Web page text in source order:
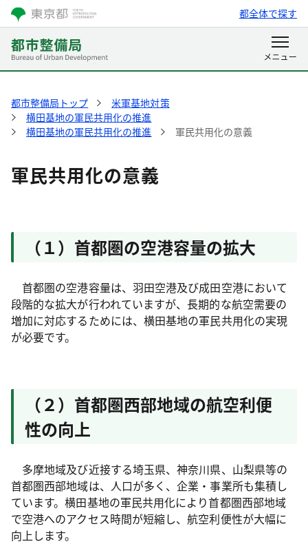
都全体で探す
都市整備局トップ
米軍基地対策
横田基地の軍民共用化の推進
横田基地の軍民共用化の推進
軍民共用化の意義
軍民共用化の意義
（１）首都圏の空港容量の拡大
首都圏の空港容量は、羽田空港及び成田空港において
段階的な拡大が行われていますが、長期的な航空需要の
増加に対応するためには、横田基地の軍民共用化の実現
が必要です。
（２）首都圏西部地域の航空利便
性の向上
多摩地域及び近接する埼玉県、神奈川県、山梨県等の
首都圏西部地域は、人口が多く、企業・事業所も集積し
ています。横田基地の軍民共用化により首都圏西部地域
で空港へのアクセス時間が短縮し、航空利便性が大幅に
向上します。